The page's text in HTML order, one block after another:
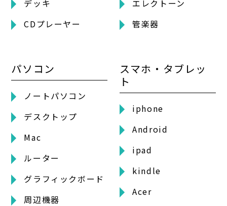
デッキ
CDプレーヤー
エレクトーン
管楽器
パソコン
ノートパソコン
デスクトップ
Mac
ルーター
グラフィックボード
周辺機器
スマホ・タブレッ
ト
iphone
Android
ipad
kindle
Acer